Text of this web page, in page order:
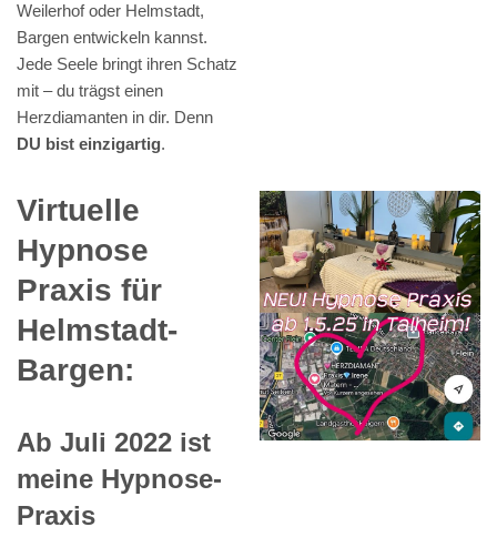
Weilerhof oder Helmstadt,
Bargen entwickeln kannst.
Jede Seele bringt ihren Schatz
mit – du trägst einen
Herzdiamanten in dir. Denn
DU bist einzigartig.
Virtuelle
Hypnose
Praxis für
Helmstadt-
Bargen:
Ab Juli 2022 ist
meine Hypnose-
Praxis